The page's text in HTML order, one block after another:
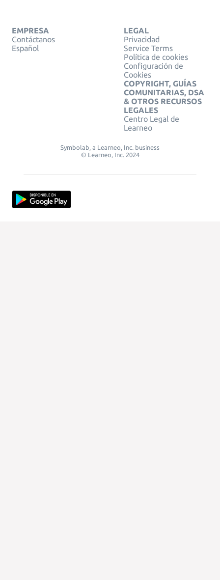
EMPRESA
Contáctanos
Español
LEGAL
Privacidad
Service Terms
Política de cookies
Configuración de
Cookies
COPYRIGHT, GUÍAS
COMUNITARIAS, DSA
& OTROS RECURSOS
LEGALES
Centro Legal de
Learneo
Symbolab, a Learneo, Inc. business
© Learneo, Inc. 2024